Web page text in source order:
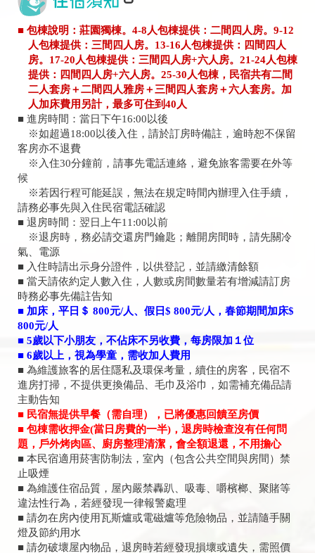
■ 包棟說明：莊園獨棟。4-8人包棟提供：二間四人房。9-12
人包棟提供：三間四人房。13-16人包棟提供：四間四人
房。17-20人包棟提供：三間四人房+六人房。21-24人包棟
提供：四間四人房+六人房。25-30人包棟，民宿共有二間
二人套房＋二間四人雅房＋三間四人套房＋六人套房。加
人加床費用另計，最多可住到40人
■ 進房時間：當日下午16:00以後
※如超過18:00以後入住，請於訂房時備註，逾時恕不保留
客房亦不退費
※入住30分鐘前，請事先電話連絡，避免旅客需要在外等
候
※若因行程可能延誤，無法在規定時間內辦理入住手續，
請務必事先與入住民宿電話確認
■ 退房時間：翌日上午11:00以前
※退房時，務必請交還房門鑰匙；離開房間時，請先關冷
氣、電源
■ 入住時請出示身分證件，以供登記，並請繳清餘額
■ 當天請依約定人數入住，人數或房間數量若有增減請訂房
時務必事先備註告知
■ 加床，平日＄ 800元/人、假日$ 800元/人，春節期間加床$
800元/人
■ 5歲以下小朋友，不佔床不另收費，每房限加１位
■ 6歲以上，視為學童，需收加人費用
■ 為維護旅客的居住隱私及環保考量，續住的房客，民宿不
進房打掃，不提供更換備品、毛巾及浴巾，如需補充備品請
主動告知
■ 民宿無提供早餐（需自理），已將優惠回饋至房價
■ 包棟需收押金(當日房費的一半)，退房時檢查沒有任何問
題，戶外烤肉區、廚房整理清潔，會全額退還，不用擔心
■ 本民宿適用菸害防制法，室內（包含公共空間與房間）禁
止吸煙
■ 為維護住宿品質，屋內嚴禁轟趴、吸毒、嚼檳榔、聚賭等
違法性行為，若經發現一律報警處理
■ 請勿在房內使用瓦斯爐或電磁爐等危險物品，並請隨手關
燈及節約用水
■ 請勿破壞屋內物品，退房時若經發現損壞或遺失，需照價